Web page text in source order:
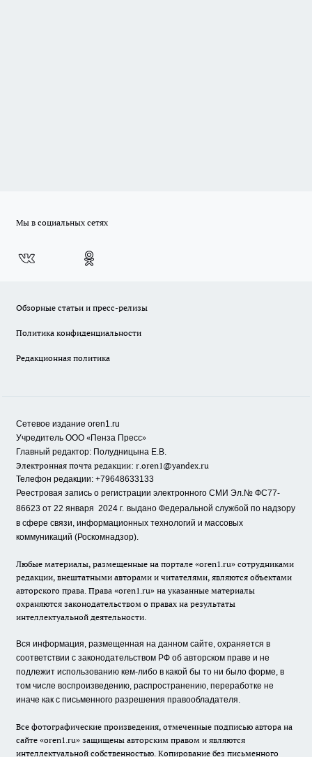
Мы в социальных сетях
Обзорные статьи и пресс-релизы
Политика конфиденциальности
Редакционная политика
Сетевое издание oren1.ru
Учредитель ООО «Пенза Пресс»
Главный редактор: Полудницына Е.В.
Электронная почта редакции: r.oren1@yandex.ru
Телефон редакции: +79648633133
Реестровая запись о регистрации электронного СМИ Эл.№ ФС77-
86623 от 22 января 2024 г. выдано Федеральной службой по надзору
в сфере связи, информационных технологий и массовых
коммуникаций (Роскомнадзор).
Любые материалы, размещенные на портале «oren1.ru» сотрудниками
редакции, внештатными авторами и читателями, являются объектами
авторского права. Права «oren1.ru» на указанные материалы
охраняются законодательством о правах на результаты
интеллектуальной деятельности.
Вся информация, размещенная на данном сайте, охраняется в
соответствии с законодательством РФ об авторском праве и не
подлежит использованию кем-либо в какой бы то ни было форме, в
том числе воспроизведению, распространению, переработке не
иначе как с письменного разрешения правообладателя.
Все фотографические произведения, отмеченные подписью автора на
сайте «oren1.ru» защищены авторским правом и являются
интеллектуальной собственностью. Копирование без письменного